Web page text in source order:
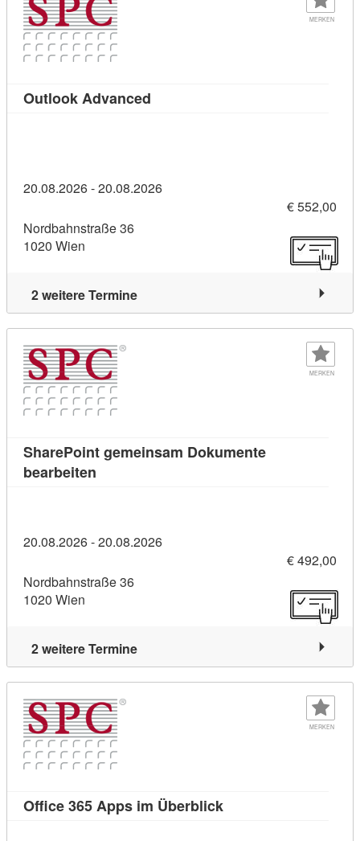
MERKEN
Outlook Advanced
20.08.2026 - 20.08.2026
€ 552,00
Nordbahnstraße 36
1020 Wien
2 weitere Termine
MERKEN
SharePoint gemeinsam Dokumente
bearbeiten
20.08.2026 - 20.08.2026
€ 492,00
Nordbahnstraße 36
1020 Wien
2 weitere Termine
MERKEN
Office 365 Apps im ÜberblickKursdetail: Office 365